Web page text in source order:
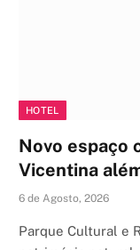
HOTEL
Novo espaço
Vicentina
6 de Agosto, 2026
Parque Cultural e